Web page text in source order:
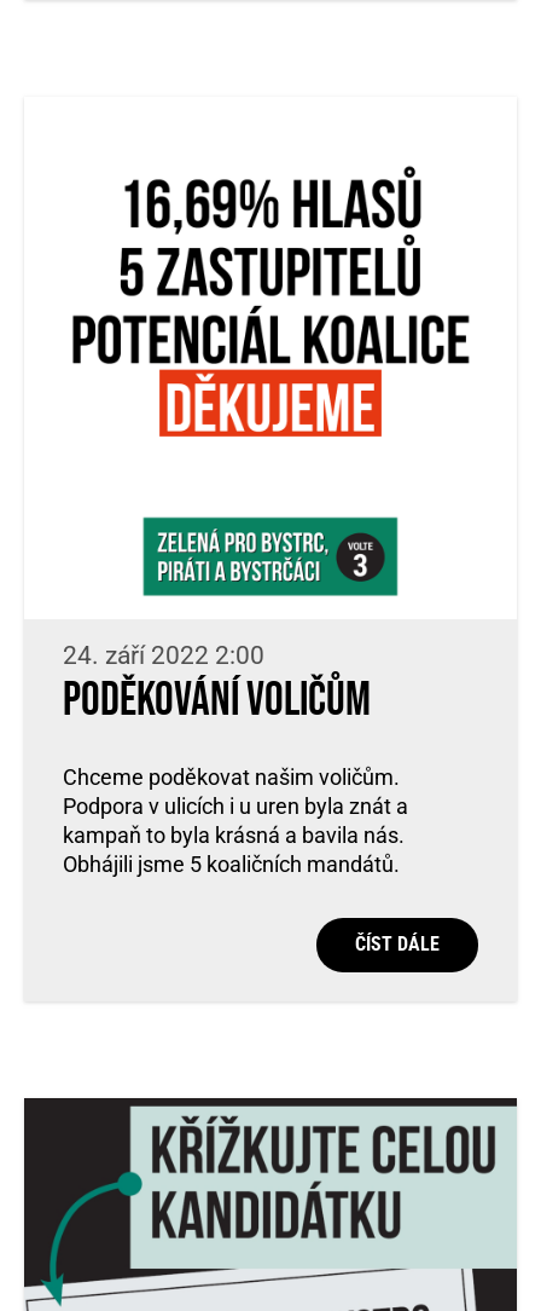
24. září 2022 2:00
Poděkování voličům
Chceme poděkovat našim voličům.
Podpora v ulicích i u uren byla znát a
kampaň to byla krásná a bavila nás.
Obhájili jsme 5 koaličních mandátů.
ČÍST DÁLE